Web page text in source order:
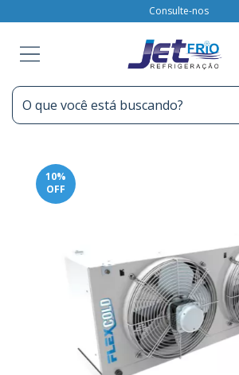
Consulte-nos
10%
OFF